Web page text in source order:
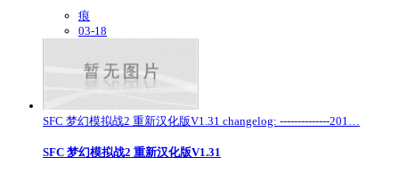
痕
03-18
SFC 梦幻模拟战2 重新汉化版V1.31 changelog: --------------201…
SFC 梦幻模拟战2 重新汉化版V1.31